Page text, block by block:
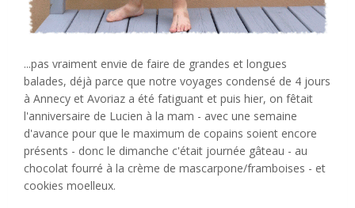
...pas vraiment envie de faire de grandes et longues
balades, déjà parce que notre voyages condensé de 4 jours
à Annecy et Avoriaz a été fatiguant et puis hier, on fêtait
l'anniversaire de Lucien à la mam - avec une semaine
d'avance pour que le maximum de copains soient encore
présents - donc le dimanche c'était journée gâteau - au
chocolat fourré à la crème de mascarpone/framboises - et
cookies moelleux.